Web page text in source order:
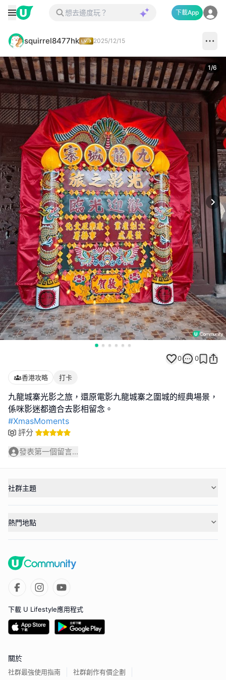
下載App
squirrel8477hk 2025/12/15
1/6
0 0
香港攻略 打卡
九龍城寨光影之旅，還原電影九龍城寨之圍城的經典場景，
#XmasMoments
評分
發表第一個留言...
社群主題
熱門地點
下載 U Lifestyle應用程式
關於
社群最強使用指南 社群創作有價企劃